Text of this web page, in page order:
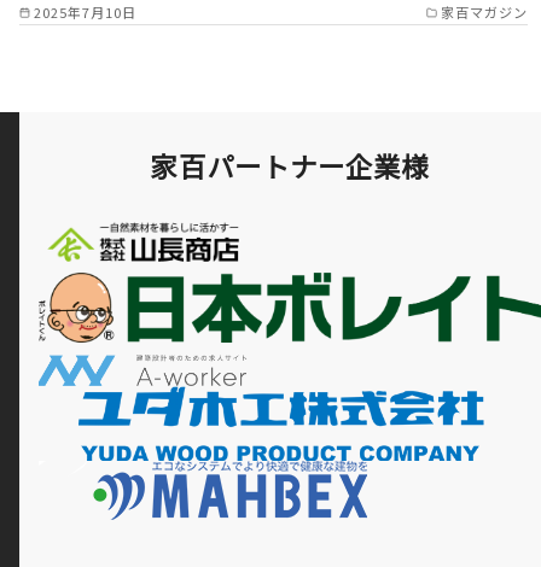
2025年7月10日 家百マガジン
家百パートナー企業様